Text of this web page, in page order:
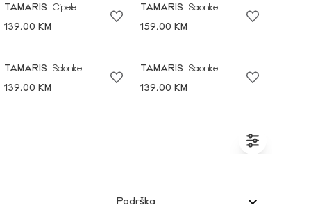
TAMARIS
Cipele
139,00 KM
TAMARIS
Salonke
159,00 KM
TAMARIS
Salonke
139,00 KM
TAMARIS
Salonke
139,00 KM
Podrška